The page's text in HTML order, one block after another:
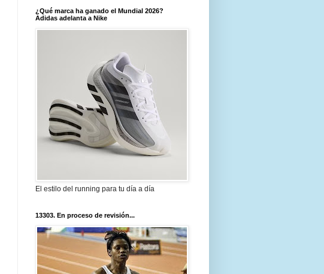
¿Qué marca ha ganado el Mundial 2026?
Adidas adelanta a Nike
El estilo del running para tu día a día
13303. En proceso de revisión...